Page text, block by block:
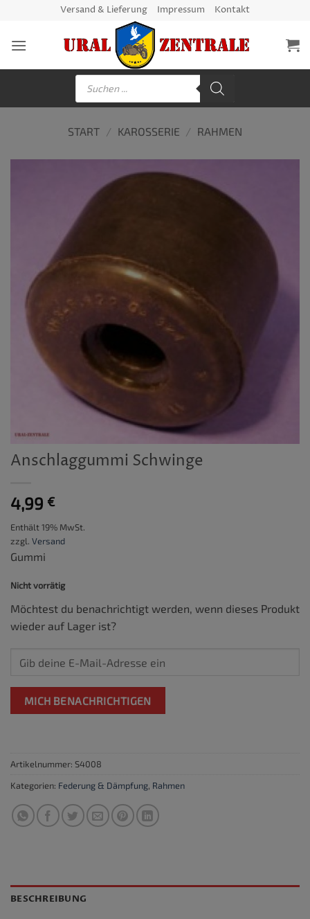
springen
Versand & Lieferung Impressum Kontakt
Products
search
START / KAROSSERIE / RAHMEN
Anschlaggummi Schwinge
4,99 €
Enthält 19% MwSt.
zzgl. Versand
Gummi
Nicht vorrätig
Möchtest du benachrichtigt werden, wenn dieses Produkt
wieder auf Lager ist?
MICH BENACHRICHTIGEN
Artikelnummer: S4008
Kategorien: Federung & Dämpfung, Rahmen
BESCHREIBUNG